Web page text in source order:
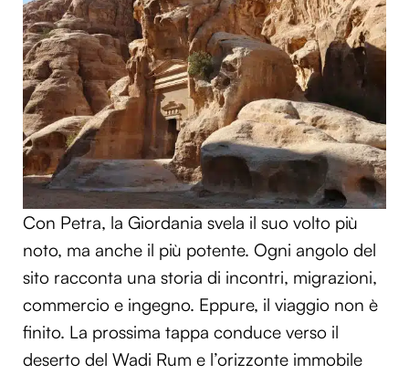
Con Petra, la Giordania svela il suo volto più
noto, ma anche il più potente. Ogni angolo del
sito racconta una storia di incontri, migrazioni,
commercio e ingegno. Eppure, il viaggio non è
finito. La prossima tappa conduce verso il
deserto del Wadi Rum e l’orizzonte immobile